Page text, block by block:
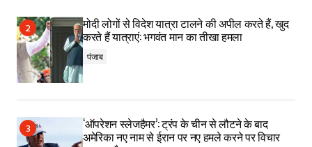
मोदी लोगों से विदेश यात्रा टालने की अपील करते हैं, खुद
करते हैं यात्राएं: भगवंत मान का तीखा हमला
पंजाब
‘ऑपरेशन स्लेजहैमर’: ट्रंप के चीन से लौटने के बाद
अमेरिका नए नाम से ईरान पर नए हमले करने पर विचार